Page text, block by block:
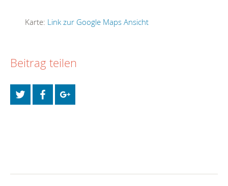
Karte: Link zur Google Maps Ansicht
Beitrag teilen